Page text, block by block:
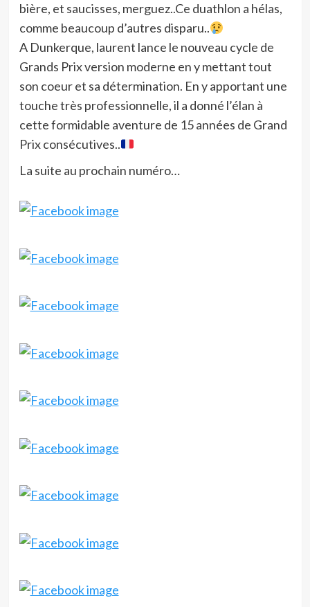
bière, et saucisses, merguez..Ce duathlon a hélas,
comme beaucoup d’autres disparu..
A Dunkerque, laurent lance le nouveau cycle de
Grands Prix version moderne en y mettant tout
son coeur et sa détermination. En y apportant une
touche très professionnelle, il a donné l’élan à
cette formidable aventure de 15 années de Grand
Prix consécutives..
La suite au prochain numéro…